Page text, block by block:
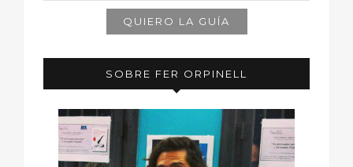
SOBRE FER ORPINELL